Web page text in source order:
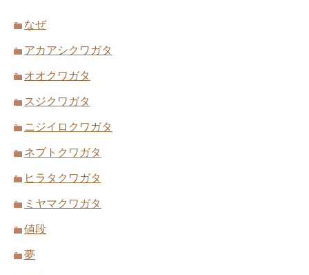
なぜ
アカアシクワガタ
オオクワガタ
スジクワガタ
ニジイロクワガタ
ネブトクワガタ
ヒラタクワガタ
ミヤマクワガタ
値段
夢